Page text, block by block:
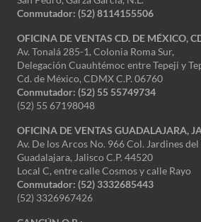
Conmutador: (52) 8114155506
OFICINA DE VENTAS CD. DE MÉXICO,
Av. Tonalá 285-1, Colonia Roma Sur,
Delegación Cuauhtémoc entre Tepeji y
Cd. de México, CDMX C.P. 06760
Conmutador: (52) 55 55749734
(52) 55 67198048
OFICINA DE VENTAS GUADALAJARA,
Av. De los Arcos No. 966 Col. Jardines del
Guadalajara, Jalisco C.P. 44520
Local C, entre calle Cosmos y calle Rayo
Conmutador: (52) 3332685443
(52) 3326967426